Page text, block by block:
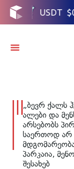
„ბევრ ქალს
ალები და
არსებობს
საერთოდ არ
პარკაია,
შესახებ